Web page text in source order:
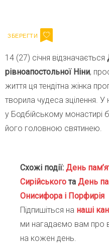
14 (27) січня відзначається
рівноапостольної Ніни,
життя ця тендітна жінка
творила чудеса зцілення. У
у Бодбійському монастирі
його головною святинею.
Схожі події: День
Сирійського та День
Онисифора і Порфирія
Підпишіться на наші
ми нагадаємо вам про
на кожен день.